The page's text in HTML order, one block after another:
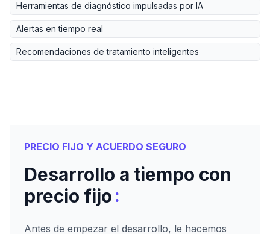
Herramientas de diagnóstico impulsadas por IA
Alertas en tiempo real
Recomendaciones de tratamiento inteligentes
PRECIO FIJO Y ACUERDO SEGURO
Desarrollo a tiempo con
precio fijo:
Antes de empezar el desarrollo, le hacemos